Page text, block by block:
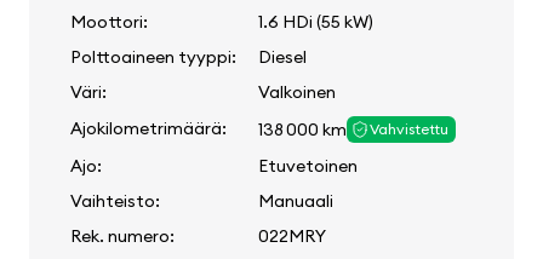
Moottori:
1.6 HDi (55 kW)
Polttoaineen tyyppi:
Diesel
Väri:
Valkoinen
Ajokilometrimäärä:
138 000 km Vahvistettu
Ajo:
Etuvetoinen
Vaihteisto:
Manuaali
Rek. numero:
022MRY